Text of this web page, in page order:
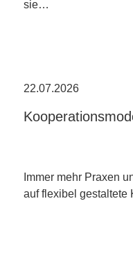
sie…
22.07.2026
Immer mehr Praxen
auf flexibel